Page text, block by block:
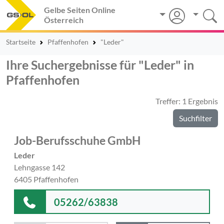
Gelbe Seiten Online
Österreich
Startseite Pfaffenhofen "Leder"
Ihre Suchergebnisse für "Leder" in
Pfaffenhofen
Treffer: 1 Ergebnis
Suchfilter
Job-Berufsschuhe GmbH
Leder
Lehngasse 142
6405 Pfaffenhofen
05262/63838